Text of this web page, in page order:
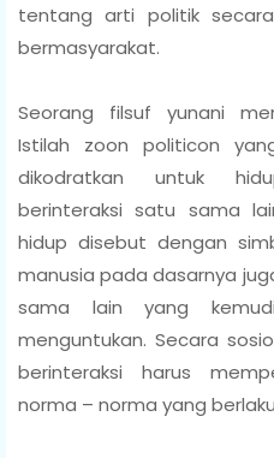
tentang arti politik
bermasyarakat.
Seorang filsuf yunani
Istilah zoon politicon
dikodratkan untuk
berinteraksi satu sama
hidup disebut dengan
manusia pada dasarnya
sama lain yang
menguntukan. Secara
berinteraksi harus
norma – norma yang